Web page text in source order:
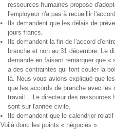
ressources humaines propose
l'employeur n'a pas à recueillir
Ils demandent que les délais de
jours francs.
Ils demandent la fin de l'accord
branche et non au 31 décembre. Le
demande en faisant remarquer que
a des contraintes qui font couler la
là. Nous vous avions expliqué que
que les accords de branche avec
travail... Le directeur des ressources
sont sur l'année civile.
Ils demandent que le calendrier
Voilà donc les points « négociés ».